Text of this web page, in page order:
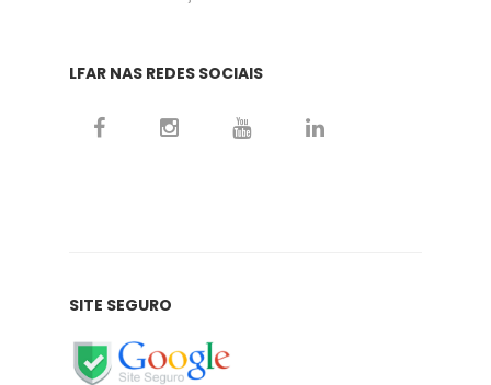
LFAR NAS REDES SOCIAIS
SITE SEGURO